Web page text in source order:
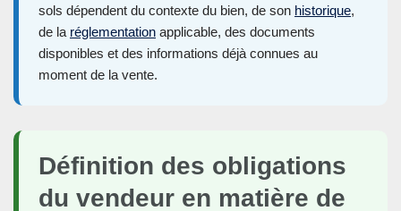
sols dépendent du contexte du bien, de son historique,
de la réglementation applicable, des documents
disponibles et des informations déjà connues au
moment de la vente.
Définition des obligations
du vendeur en matière de